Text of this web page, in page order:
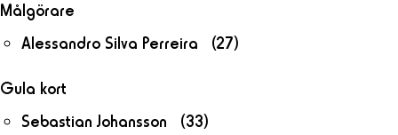
Målgörare
Alessandro Silva Perreira (27)
Gula kort
Sebastian Johansson (33)